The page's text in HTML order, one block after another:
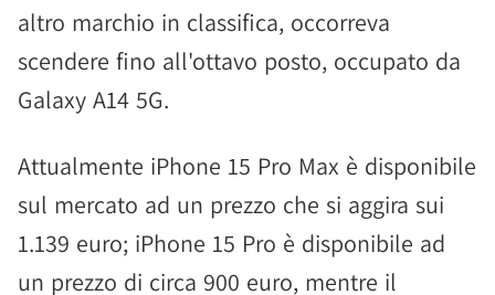
altro marchio in classifica, occorreva
scendere fino all'ottavo posto, occupato da
Galaxy A14 5G.
Attualmente iPhone 15 Pro Max è disponibile
sul mercato ad un prezzo che si aggira sui
1.139 euro; iPhone 15 Pro è disponibile ad
un prezzo di circa 900 euro, mentre il